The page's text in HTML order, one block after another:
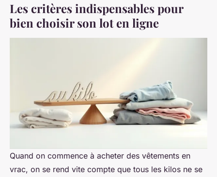
Les critères indispensables pour
bien choisir son lot en ligne
Quand on commence à acheter des vêtements en
vrac, on se rend vite compte que tous les kilos ne se